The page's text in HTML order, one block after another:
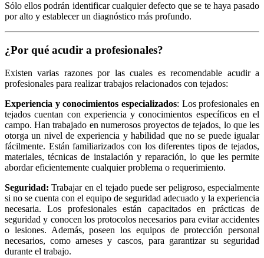
Sólo ellos podrán identificar cualquier defecto que se te haya pasado
por alto y establecer un diagnóstico más profundo.
¿Por qué acudir a profesionales?
Existen varias razones por las cuales es recomendable acudir a
profesionales para realizar trabajos relacionados con tejados:
Experiencia y conocimientos especializados: Los profesionales en
tejados cuentan con experiencia y conocimientos específicos en el
campo. Han trabajado en numerosos proyectos de tejados, lo que les
otorga un nivel de experiencia y habilidad que no se puede igualar
fácilmente. Están familiarizados con los diferentes tipos de tejados,
materiales, técnicas de instalación y reparación, lo que les permite
abordar eficientemente cualquier problema o requerimiento.
Seguridad: Trabajar en el tejado puede ser peligroso, especialmente
si no se cuenta con el equipo de seguridad adecuado y la experiencia
necesaria. Los profesionales están capacitados en prácticas de
seguridad y conocen los protocolos necesarios para evitar accidentes
o lesiones. Además, poseen los equipos de protección personal
necesarios, como arneses y cascos, para garantizar su seguridad
durante el trabajo.